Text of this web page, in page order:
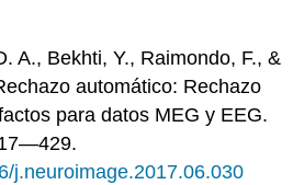
A., Bekhti, Y., Raimondo, F., &
automático: Rechazo
para datos MEG y EEG.
j.neuroimage.2017.06.030